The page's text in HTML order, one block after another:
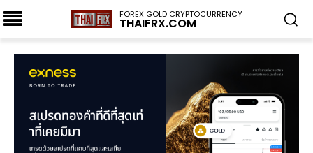
FOREX GOLD CRYPTOCURRENCY
THAIFRX.COM